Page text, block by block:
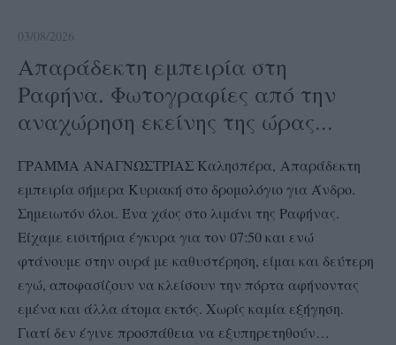
03/08/2026
Απαράδεκτη εμπειρία στη
Ραφήνα. Φωτογραφίες από την
αναχώρηση εκείνης της ώρας...
ΓΡΑΜΜΑ ΑΝΑΓΝΩΣΤΡΙΑΣ Καλησπέρα, Απαράδεκτη
εμπειρία σήμερα Κυριακή στο δρομολόγιο για Άνδρο.
Σημειωτόν όλοι. Ένα χάος στο λιμάνι της Ραφήνας.
Είχαμε εισιτήρια έγκυρα για τον 07:50 και ενώ
φτάνουμε στην ουρά με καθυστέρηση, είμαι και δεύτερη
εγώ, αποφασίζουν να κλείσουν την πόρτα αφήνοντας
εμένα και άλλα άτομα εκτός. Χωρίς καμία εξήγηση.
Γιατί δεν έγινε προσπάθεια να εξυπηρετηθούν…